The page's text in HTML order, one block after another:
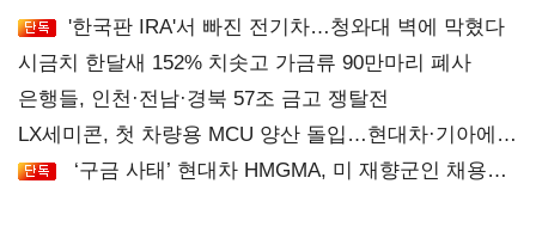
'한국판 IRA'서 빠진 전기차…청와대 벽에 막혔다
시금치 한달새 152% 치솟고 가금류 90만마리 폐사
은행들, 인천·전남·경북 57조 금고 쟁탈전
LX세미콘, 첫 차량용 MCU 양산 돌입…현대차·기아에
공급
‘구금 사태’ 현대차 HMGMA, 미 재향군인 채용